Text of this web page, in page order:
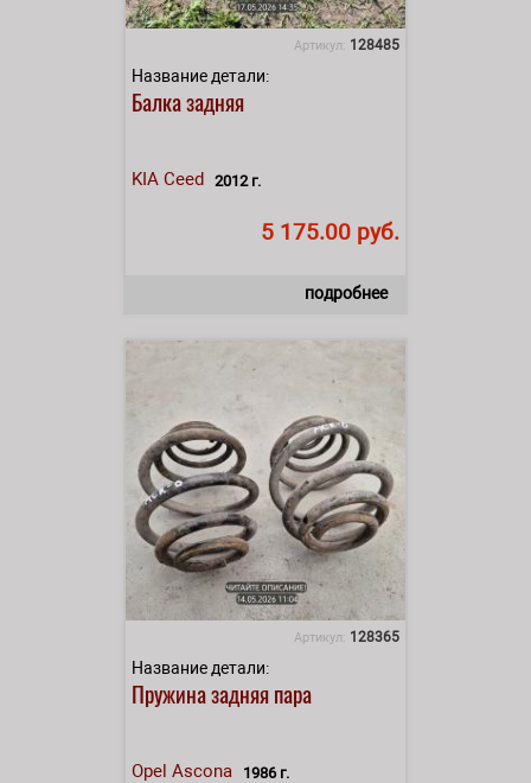
Артикул: 128485
Название детали:
Балка задняя
KIA Ceed 2012 г.
5 175.00 руб.
подробнее
Артикул: 128365
Название детали:
Пружина задняя пара
Opel Ascona 1986 г.